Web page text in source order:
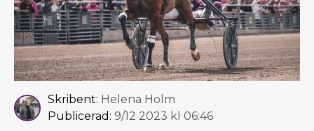
Skribent: Helena Holm
Publicerad: 9/12 2023 kl 06:46